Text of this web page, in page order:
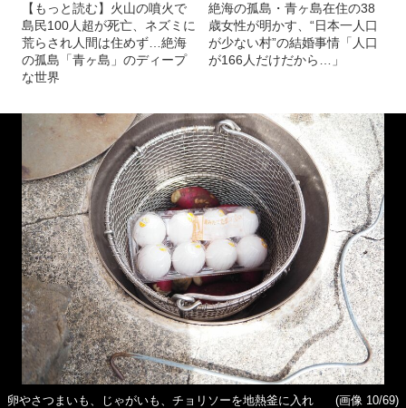
【もっと読む】火山の噴火で
島民100人超が死亡、ネズミに
荒らされ人間は住めず…絶海
の孤島「青ヶ島」のディープ
な世界
絶海の孤島・青ヶ島在住の38
歳女性が明かす、“日本一人口
が少ない村”の結婚事情「人口
が166人だけだから…」
卵やさつまいも、じゃがいも、チョリソーを地熱釜に入れ
(画像 10/69)